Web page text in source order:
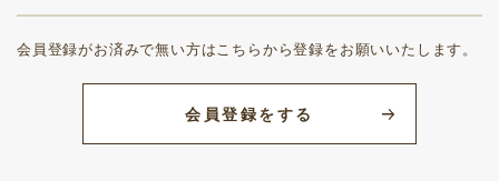
会員登録がお済みで無い方はこちらから登録をお願いいたします。
会員登録をする